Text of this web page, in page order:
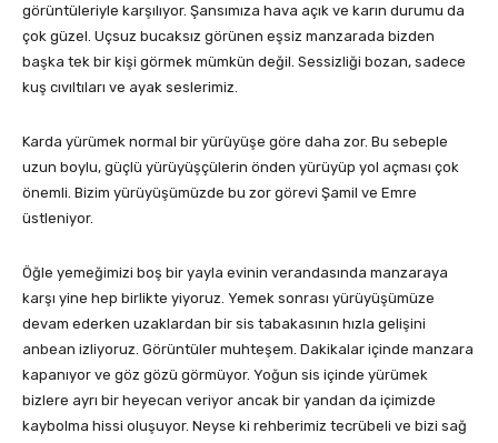
görüntüleriyle karşılıyor. Şansımıza hava açık ve karın durumu da
çok güzel. Uçsuz bucaksız görünen eşsiz manzarada bizden
başka tek bir kişi görmek mümkün değil. Sessizliği bozan, sadece
kuş cıvıltıları ve ayak seslerimiz.
Karda yürümek normal bir yürüyüşe göre daha zor. Bu sebeple
uzun boylu, güçlü yürüyüşçülerin önden yürüyüp yol açması çok
önemli. Bizim yürüyüşümüzde bu zor görevi Şamil ve Emre
üstleniyor.
Öğle yemeğimizi boş bir yayla evinin verandasında manzaraya
karşı yine hep birlikte yiyoruz. Yemek sonrası yürüyüşümüze
devam ederken uzaklardan bir sis tabakasının hızla gelişini
anbean izliyoruz. Görüntüler muhteşem. Dakikalar içinde manzara
kapanıyor ve göz gözü görmüyor. Yoğun sis içinde yürümek
bizlere ayrı bir heyecan veriyor ancak bir yandan da içimizde
kaybolma hissi oluşuyor. Neyse ki rehberimiz tecrübeli ve bizi sağ